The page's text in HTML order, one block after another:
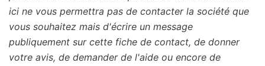
ici ne vous permettra pas de contacter la société que
vous souhaitez mais d'écrire un message
publiquement sur cette fiche de contact, de donner
votre avis, de demander de l'aide ou encore de